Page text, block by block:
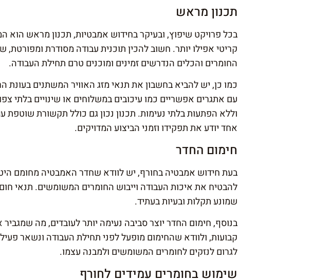
תכנון מראש
בכל פרויקט שיפוץ, ובעיקר בחידוש אמבטיות, תכנון מראש
קריטי אפילו יותר. חשוב להכין תוכנית עבודה מסודרת
החומרים והכלים הנדרשים זמינים ומוכנים טרם תחילת העבודה.
כמו כן, יש להביא בחשבון את תנאי מזג האוויר המשתנים
עם אתגרים אפשריים כמו עיכובים במשלוחים או שינויים בלתי
וללא הפתעות בלתי נעימות. תכנון נכון גם כולל תקשורת
אחד יודע את תפקידו וזמני הביצוע המדויקים.
חימום החדר
בעת חידוש אמבטיה בחורף, יש לוודא שחדר האמבטיה מחומם
להבטיח את איכות העבודה וייבוש החומרים המשומשים. תנאי
שמונע תקלות ובעיות בעתיד.
בנוסף, חימום החדר יוצר סביבה נעימה יותר לעובדים, מה
קבועות, ולוודא שהחימום מופעל לפני תחילת העבודה ונשאר
לגרום לנזקים לחומרים המשומשים ולמבנה עצמו.
שימוש בחומרים עמידים לחורף